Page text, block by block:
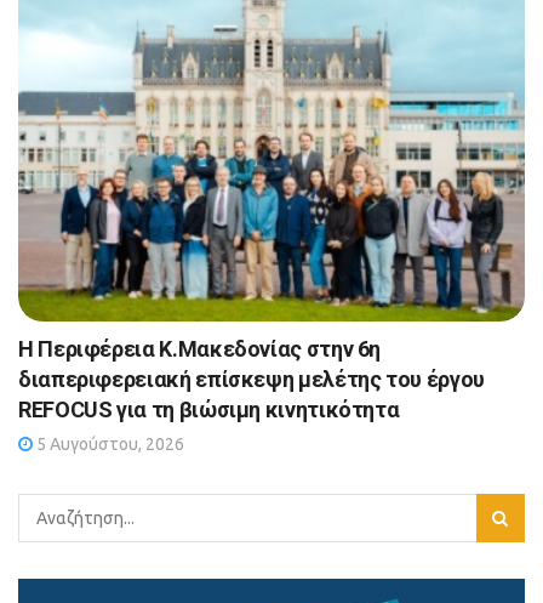
Η Περιφέρεια Κ.Μακεδονίας στην 6η
διαπεριφερειακή επίσκεψη μελέτης του έργου
REFOCUS για τη βιώσιμη κινητικότητα
5 Αυγούστου, 2026